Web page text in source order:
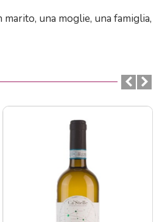
una moglie, una famiglia,